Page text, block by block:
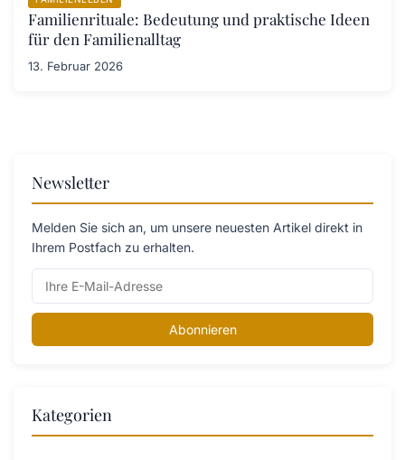
Familienrituale: Bedeutung und praktische Ideen
für den Familienalltag
13. Februar 2026
Newsletter
Melden Sie sich an, um unsere neuesten Artikel direkt in
Ihrem Postfach zu erhalten.
Abonnieren
Kategorien